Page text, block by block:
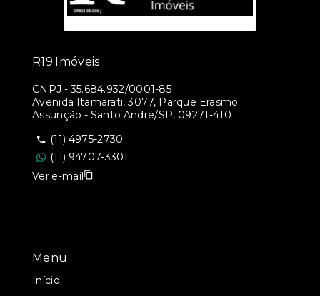
Menu
Início
R19 Imóveis
CNPJ -35.684.932/0001-85
Avenida Itamarati, 3077, Parque Erasmo
Assunção - Santo André/SP, 09271-410
(11) 4975-2730
(11) 94707-3301
Ver e-mail